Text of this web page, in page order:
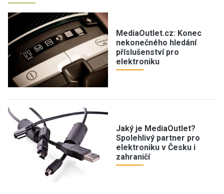
MediaOutlet.cz: Konec
nekonečného hledání
příslušenství pro
elektroniku
Jaký je MediaOutlet?
Spolehlivý partner pro
elektroniku v Česku i
zahraničí